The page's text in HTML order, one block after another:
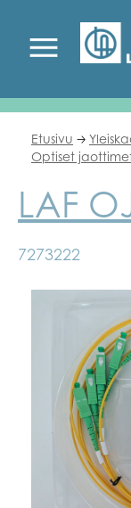
Etusivu 🡢
Optiset
LAF
7273222